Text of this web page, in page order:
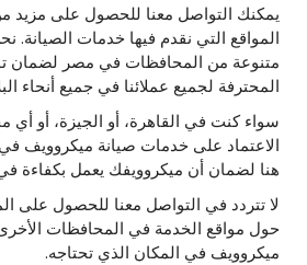
يمكنك التواصل معنا للحصول على مزيد
المواقع التي نقدم فيها خدمات
متنوعة من المحافظات في مصر لضمان
المحترفة لجميع عملائنا في جميع أنحاء
سواء كنت في القاهرة، أو الجيزة، أو
الاعتماد على خدمات صيانة ميكروويف
هنا لضمان أن ميكروويفك يعمل بكفاءة
لا تتردد في التواصل معنا للحصول على
حول مواقع الخدمة في المحافظات
ميكروويف في المكان الذي تحتاجه.